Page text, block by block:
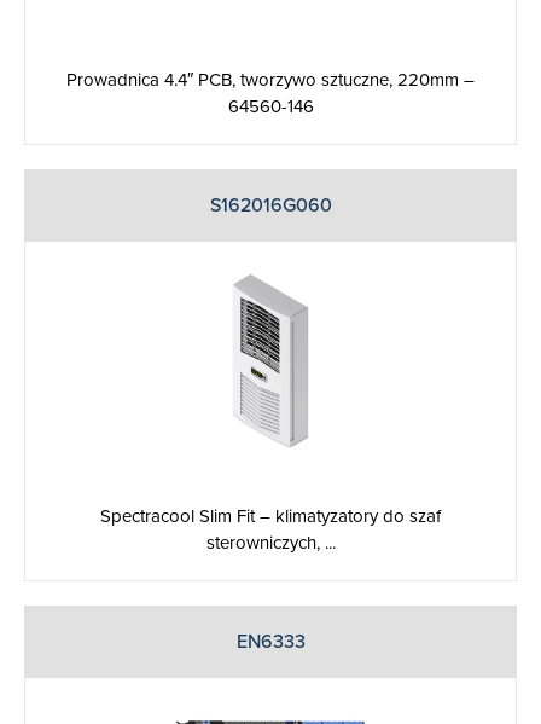
Prowadnica 4.4″ PCB, tworzywo sztuczne, 220mm –
64560-146
S162016G060
Spectracool Slim Fit – klimatyzatory do szaf
sterowniczych, ...
EN6333